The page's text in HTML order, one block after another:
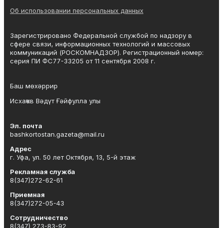
Об использовании персональных данных
Зарегистрировано Федеральной службой по надзору в
сфере связи, информационных технологий и массовых
коммуникаций (РОСКОМНАДЗОР). Регистрационный номер:
серия ПИ ФС77-33205 от 11 сентября 2008 г.
Баш мөхәррир
Исхаҡов Вәдүт Ғәйфулла улы
Эл. почта
bashkortostan.gazeta@mail.ru
Адрес
г. Уфа, ул. 50 лет Октября, 13, 5-й этаж
Рекламная служба
8(347)272-62-61
Приемная
8(347)272-05-43
Сотрудничество
8(347) 273-83-92